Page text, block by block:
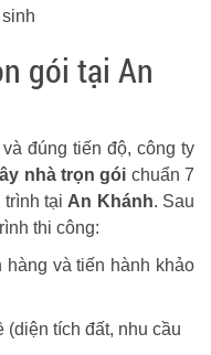
gói tại An
đúng tiến độ, công ty
nhà trọn gói chuẩn 7
tại An Khánh. Sau
thi công:
hàng và tiến hành khảo
(diện tích đất, nhu cầu